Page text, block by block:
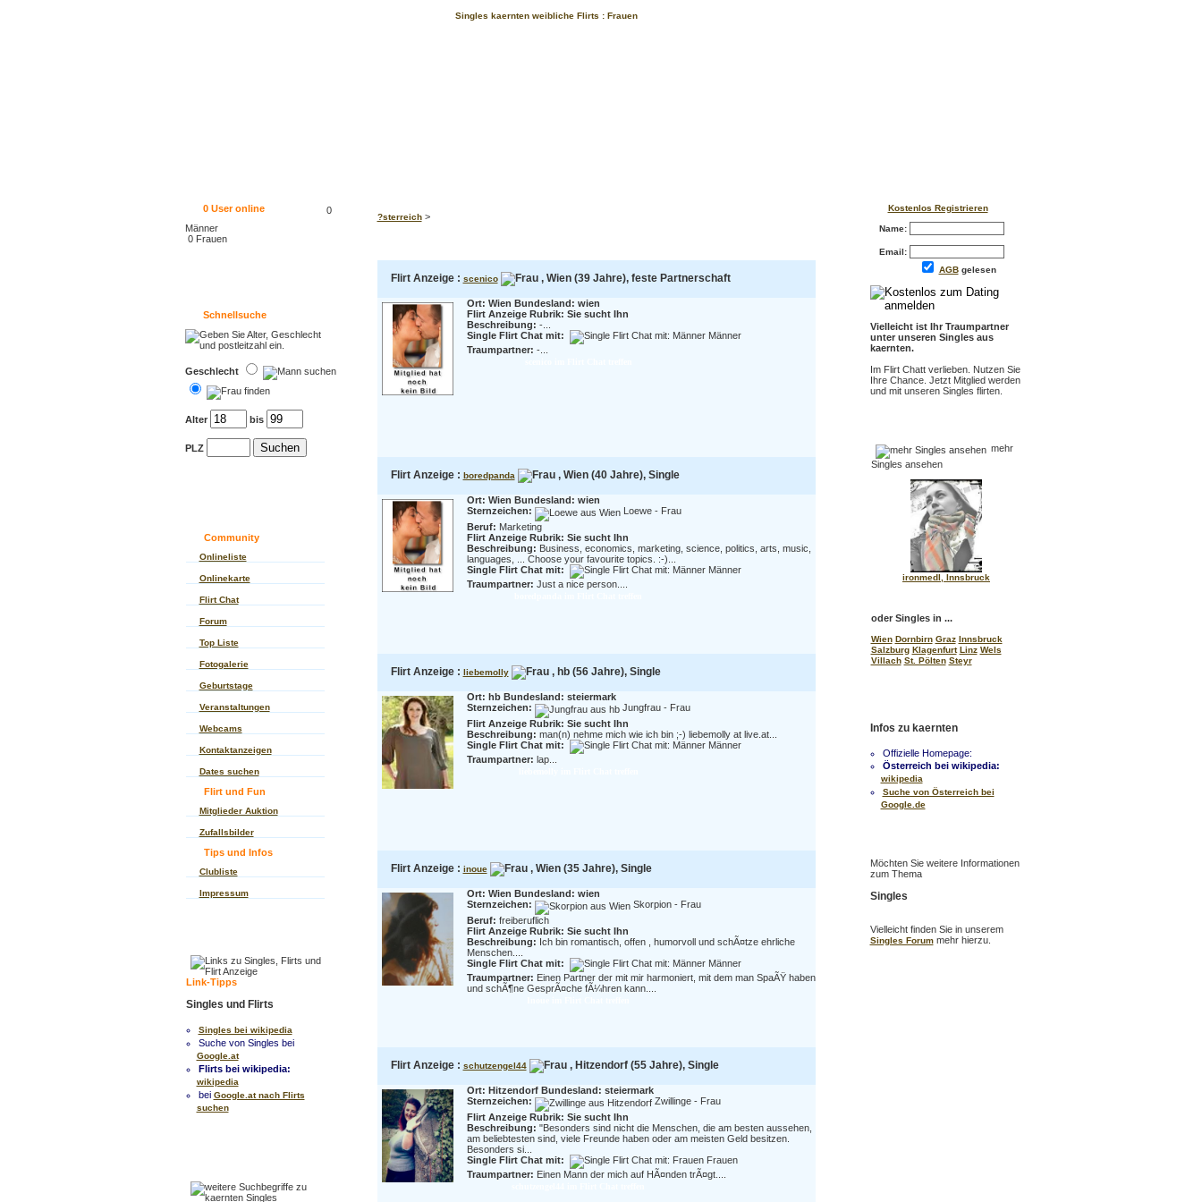
Singles kaernten weibliche Flirts : Frauen
0User online
0
Männer
0 Frauen
Schnellsuche
Geschlecht
Alter bis
PLZ
Community
Onlineliste
Onlinekarte
Flirt Chat
Forum
Top Liste
Fotogalerie
Geburtstage
Veranstaltungen
Webcams
Kontaktanzeigen
Dates suchen
Flirt und Fun
Mitglieder Auktion
Zufallsbilder
Tips und Infos
Clubliste
Impressum
Link-Tipps
Singles und Flirts
Singles bei wikipedia
Suche von Singles bei
Google.at
Flirts bei wikipedia:
wikipedia
bei Google.at nach Flirts
suchen
Kostenlos Registrieren
Name:
Email:
AGBgelesen
Vielleicht ist Ihr Traumpartner
unter unseren Singles aus
kaernten.
Im Flirt Chatt verlieben. Nutzen Sie
Ihre Chance. Jetzt Mitglied werden
und mit unseren Singles flirten.
mehr
Singles ansehen
ironmedl, Innsbruck
oder Singles in ...
Wien Dornbirn Graz Innsbruck
Salzburg Klagenfurt Linz Wels
Villach St. Pölten Steyr
Infos zu kaernten
Offizielle Homepage:
Österreich bei wikipedia:
wikipedia
Suche von Österreich bei
Google.de
Möchten Sie weitere Informationen
zum Thema
Singles
Vielleicht finden Sie in unserem
Singles Forummehr hierzu.
?sterreich>
Flirt Anzeige : scenico , Wien (39 Jahre), feste Partnerschaft
Ort: Wien Bundesland: wien
Flirt Anzeige Rubrik: Sie sucht Ihn
Beschreibung: -...
Single Flirt Chat mit:
Männer
Traumpartner: -...
Flirt Anzeige : boredpanda , Wien (40 Jahre), Single
Ort: Wien Bundesland: wien
Sternzeichen:
Loewe - Frau
Beruf: Marketing
Flirt Anzeige Rubrik: Sie sucht Ihn
Beschreibung: Business, economics, marketing, science, politics, arts, music,
languages, ... Choose your favourite topics. :-)...
Single Flirt Chat mit:
Männer
Traumpartner: Just a nice person....
Flirt Anzeige : liebemolly , hb (56 Jahre), Single
Ort: hb Bundesland: steiermark
Sternzeichen:
Jungfrau - Frau
Flirt Anzeige Rubrik: Sie sucht Ihn
Beschreibung: man(n) nehme mich wie ich bin ;-) liebemolly at live.at...
Single Flirt Chat mit:
Männer
Traumpartner: lap...
Flirt Anzeige : inoue , Wien (35 Jahre), Single
Ort: Wien Bundesland: wien
Sternzeichen:
Skorpion - Frau
Beruf: freiberuflich
Flirt Anzeige Rubrik: Sie sucht Ihn
Beschreibung: Ich bin romantisch, offen , humorvoll und schÃ¤tze ehrliche
Menschen....
Single Flirt Chat mit:
Männer
Traumpartner: Einen Partner der mit mir harmoniert, mit dem man SpaÃŸ haben
und schÃ¶ne GesprÃ¤che fÃ¼hren kann....
Flirt Anzeige : schutzengel44 , Hitzendorf (55 Jahre), Single
Ort: Hitzendorf Bundesland: steiermark
Sternzeichen:
Zwillinge - Frau
Flirt Anzeige Rubrik: Sie sucht Ihn
Beschreibung: "Besonders sind nicht die Menschen, die am besten aussehen,
am beliebtesten sind, viele Freunde haben oder am meisten Geld besitzen.
Besonders si...
Single Flirt Chat mit:
Frauen
Traumpartner: Einen Mann der mich auf HÃ¤nden trÃ¤gt....